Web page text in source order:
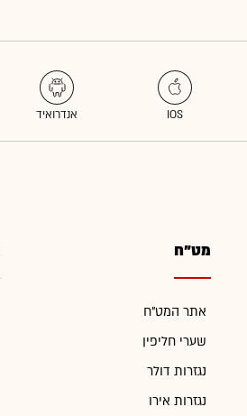
מט"ח
אתר המט"ח
שערי חליפין
נגזרות דולר
נגזרות אירו